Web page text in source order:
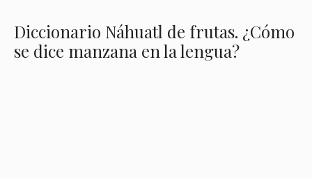
Diccionario Náhuatl de frutas. ¿Cómo
se dice manzana en la lengua?